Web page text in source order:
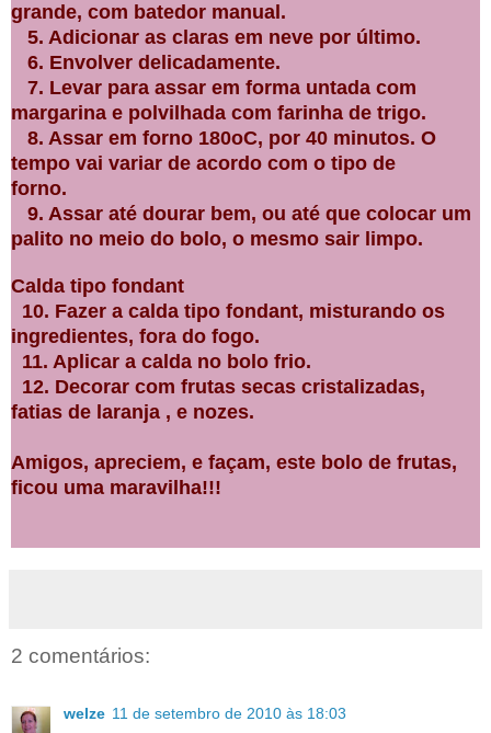
grande, com batedor manual.
5. Adicionar as claras em neve por último.
6. Envolver delicadamente.
7. Levar para assar em forma untada com
margarina e polvilhada com farinha de trigo.
8. Assar em forno 180oC, por 40 minutos. O
tempo vai variar de acordo com o tipo de
forno.
9. Assar até dourar bem, ou até que colocar um
palito no meio do bolo, o mesmo sair limpo.
Calda tipo fondant
10. Fazer a calda tipo fondant, misturando os
ingredientes, fora do fogo.
11. Aplicar a calda no bolo frio.
12. Decorar com frutas secas cristalizadas,
fatias de laranja , e nozes.
Amigos, apreciem, e façam, este bolo de frutas,
ficou uma maravilha!!!
2 comentários:
welze 11 de setembro de 2010 às 18:03